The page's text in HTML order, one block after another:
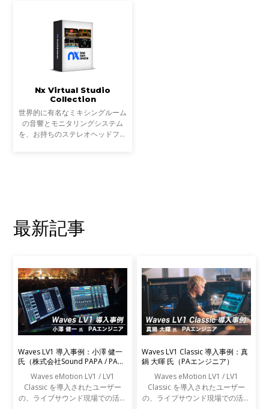
Nx Virtual Studio
Collection
世界的に有名なミキシングルーム
の音響とモニタリングシステム
を、お持ちのステレオヘッドフォ
最新記事
Waves LV1 導入事例：小澤 健一
氏（株式会社Sound PAPA / PAエ
Waves eMotion LV1 / LV1
Classic を導入されたユーザー
の、ライブサウンド現場での活用
Waves LV1 Classic 導入事例：真
鍋 大暉 氏（PAエンジニア）
Waves eMotion LV1 / LV1
Classic を導入されたユーザー
の、ライブサウンド現場での活用